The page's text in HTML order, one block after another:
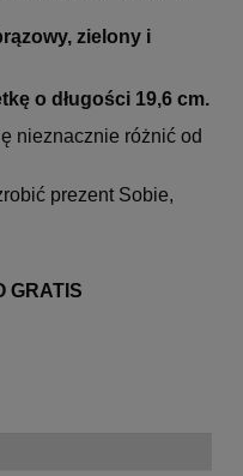
zielony i
o długości 19,6 cm.
nieznacznie różnić od
prezent Sobie,
GRATIS